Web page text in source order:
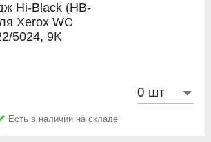
Hi-Black (HB-
Xerox WC
5024, 9K
Есть в наличии на складе